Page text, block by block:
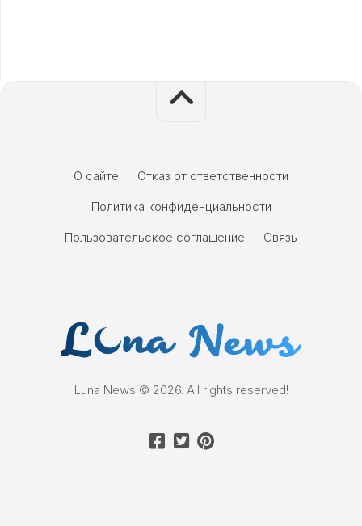
О сайте
Отказ от ответственности
Политика конфиденциальности
Пользовательское соглашение
Связь
Luna News © 2026. All rights reserved!